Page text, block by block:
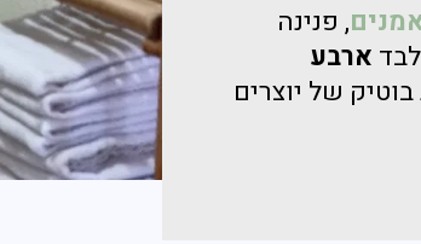
, פנינה
ארבע
של יוצרים